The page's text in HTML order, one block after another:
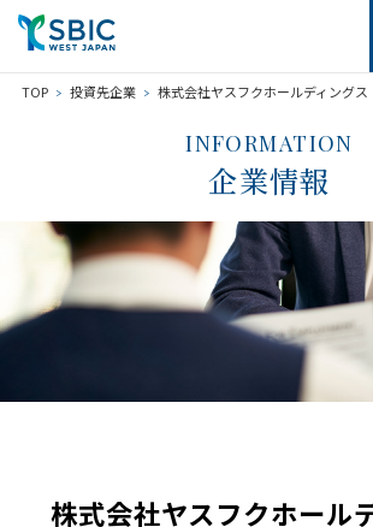
TOP 投資先企業 株式会社ヤスフクホールディングス
INFORMATION
企業情報
株式会社ヤスフクホール